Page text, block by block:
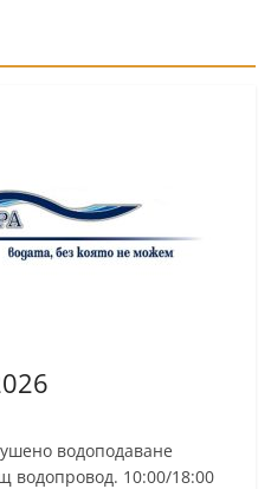
водоподаване
водопровод. 10:00/18:00